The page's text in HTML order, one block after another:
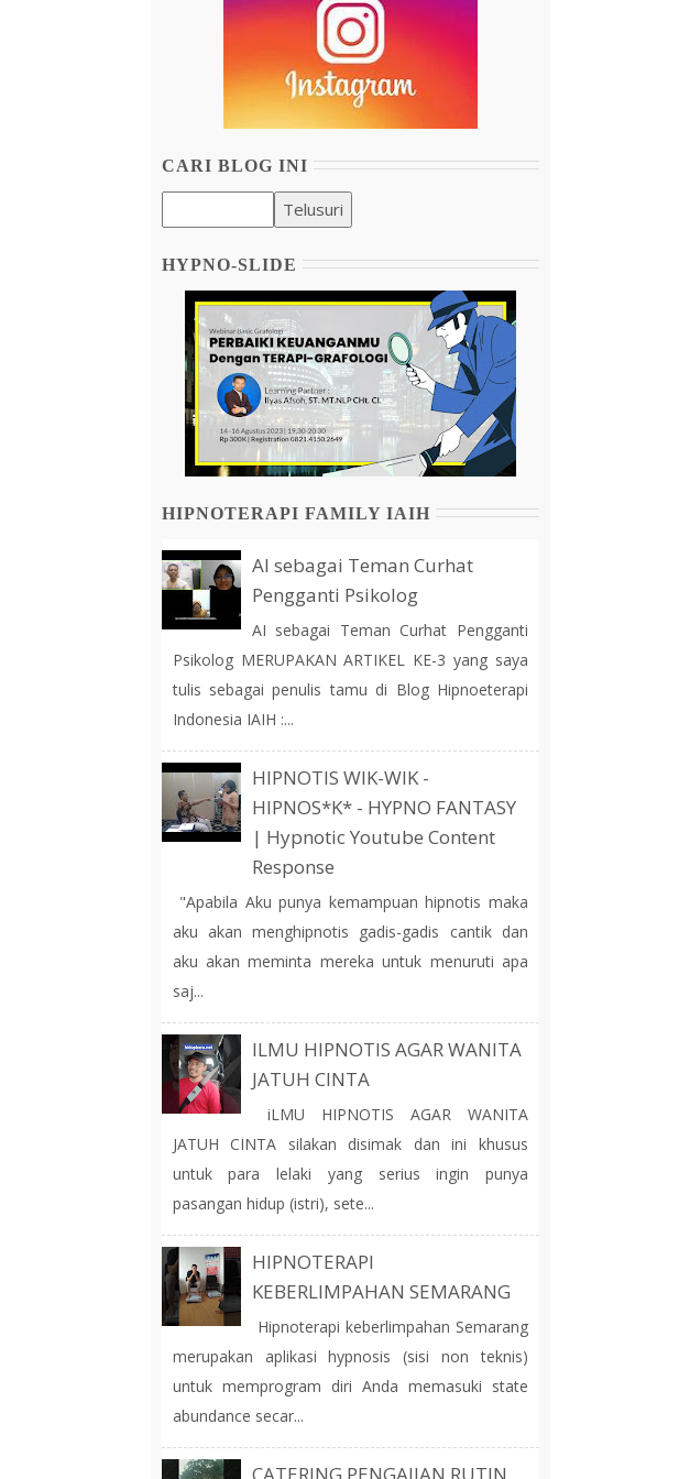
CARI BLOG INI
HYPNO-SLIDE
HIPNOTERAPI FAMILY IAIH
AI sebagai Teman Curhat
Pengganti Psikolog
AI sebagai Teman Curhat Pengganti
Psikolog MERUPAKAN ARTIKEL KE-3 yang saya
tulis sebagai penulis tamu di Blog Hipnoeterapi
Indonesia IAIH :...
HIPNOTIS WIK-WIK -
HIPNOS*K* - HYPNO FANTASY
| Hypnotic Youtube Content
Response
"Apabila Aku punya kemampuan hipnotis maka
aku akan menghipnotis gadis-gadis cantik dan
aku akan meminta mereka untuk menuruti apa
saj...
ILMU HIPNOTIS AGAR WANITA
JATUH CINTA
iLMU HIPNOTIS AGAR WANITA
JATUH CINTA silakan disimak dan ini khusus
untuk para lelaki yang serius ingin punya
pasangan hidup (istri), sete...
HIPNOTERAPI
KEBERLIMPAHAN SEMARANG
Hipnoterapi keberlimpahan Semarang
merupakan aplikasi hypnosis (sisi non teknis)
untuk memprogram diri Anda memasuki state
abundance secar...
CATERING PENGAJIAN RUTIN